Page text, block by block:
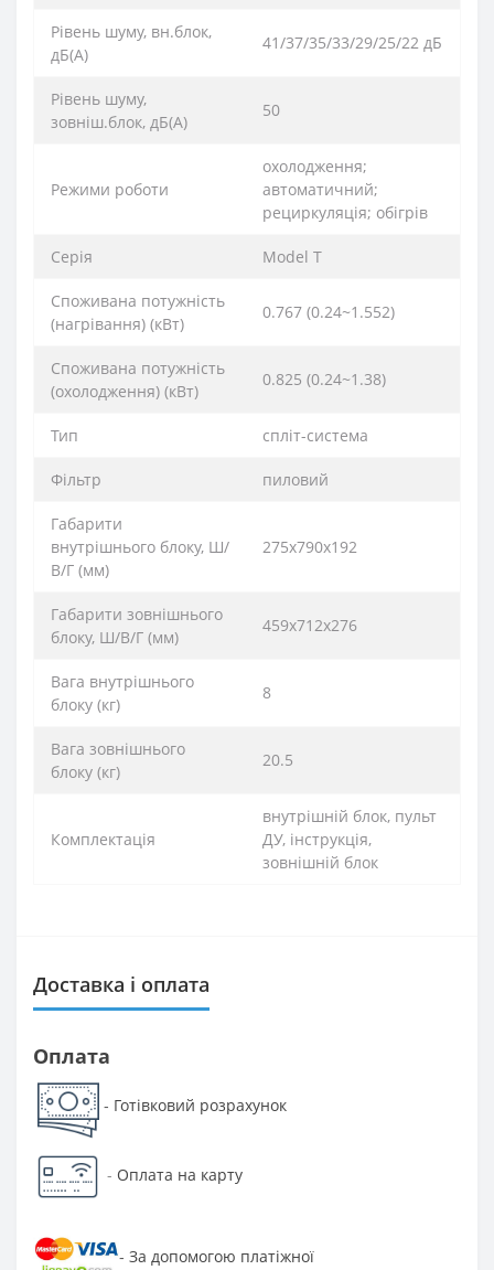
Рівень шуму, вн.блок,
дБ(А)
41/37/35/33/29/25/22 дБ
Рівень шуму,
зовніш.блок, дБ(А)
50
Режими роботи
охолодження;
автоматичний;
рециркуляція; обігрів
Серія Model T
Споживана потужність
(нагрівання) (кВт)
0.767 (0.24~1.552)
Споживана потужність
(охолодження) (кВт)
0.825 (0.24~1.38)
Тип спліт-система
Фільтр пиловий
Габарити
внутрішнього блоку, Ш/
В/Г (мм)
275х790х192
Габарити зовнішнього
блоку, Ш/В/Г (мм)
459х712х276
Вага внутрішнього
блоку (кг)
8
Вага зовнішнього
блоку (кг)
20.5
Комплектація
внутрішній блок, пульт
ДУ, інструкція,
зовнішній блок
Доставка і оплата
Оплата
- Готівковий розрахунок
- Оплата на карту
- За допомогою платіжної